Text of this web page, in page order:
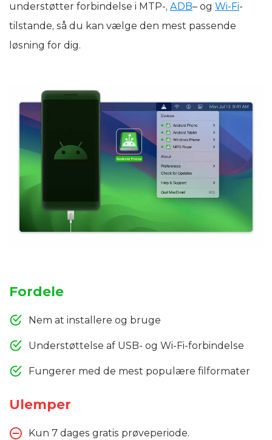
understøtter forbindelse i MTP-, ADB– og Wi-Fi-
tilstande, så du kan vælge den mest passende
løsning for dig.
Fordele
Nem at installere og bruge
Understøttelse af USB- og Wi-Fi-forbindelse
Fungerer med de mest populære filformater
Ulemper
Kun 7 dages gratis prøveperiode.